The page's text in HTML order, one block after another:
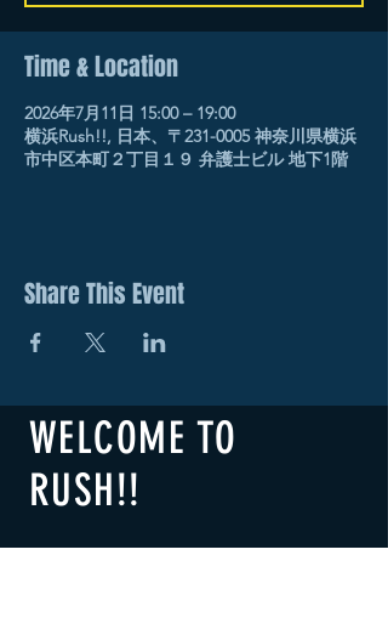
Time & Location
2026年7月11日 15:00 – 19:00
横浜Rush!!, 日本、〒231-0005 神奈川県横浜
市中区本町２丁目１９ 弁護士ビル 地下1階
Share This Event
WELCOME TO
RUSH!!